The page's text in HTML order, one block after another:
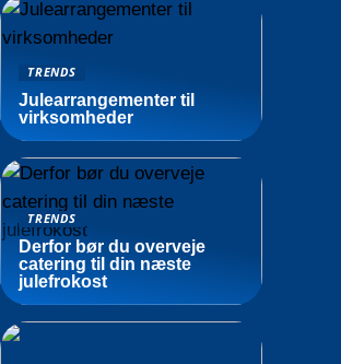
TRENDS
Julearrangementer til
virksomheder
TRENDS
Derfor bør du overveje
catering til din næste
julefrokost